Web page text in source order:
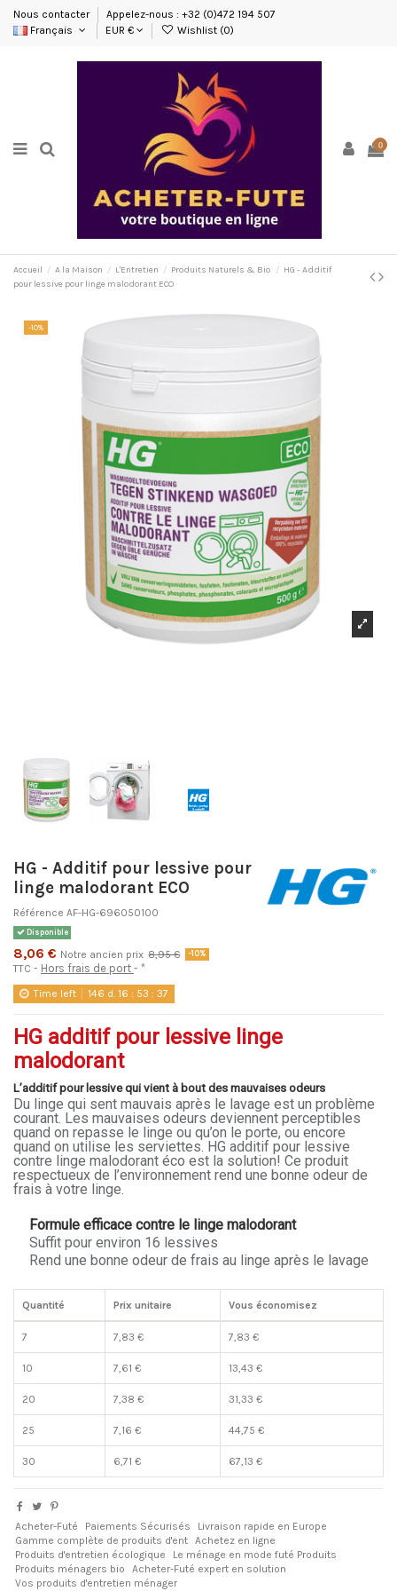
Nous contacter
Appelez-nous : +32 (0)472 194 507
Français
EUR € Wishlist (0)
0
Accueil A la Maison L'Entretien Produits Naturels & Bio
HG - Additif
pour lessive pour linge malodorant ECO
-10%
HG - Additif pour lessive pour
linge malodorant ECO
Référence AF-HG-696050100
Disponible
8,06 € Notre ancien prix 8,95 € -10%
TTC Hors frais de port *
Time left 146 d. 16 : 53 :36
HG additif pour lessive linge
malodorant
L’additif pour lessive qui vient à bout des mauvaises odeurs
Du linge qui sent mauvais après le lavage est un problème
courant. Les mauvaises odeurs deviennent perceptibles
quand on repasse le linge ou qu’on le porte, ou encore
quand on utilise les serviettes. HG additif pour lessive
contre linge malodorant éco est la solution! Ce produit
respectueux de l’environnement rend une bonne odeur de
frais à votre linge.
Formule efficace contre le linge malodorant
Suffit pour environ 16 lessives
Rend une bonne odeur de frais au linge après le lavage
Quantité Prix unitaire Vous économisez
7 7,83 € 7,83 €
10 7,61 € 13,43 €
20 7,38 € 31,33 €
25 7,16 € 44,75 €
30 6,71 € 67,13 €
Acheter-Futé Paiements Sécurisés
Livraison rapide en Europe
Gamme complète de produits d'ent Achetez en ligne
Produits d'entretien écologique
Le ménage en mode futé Produits
Produits ménagers bio
Acheter-Futé expert en solution
Vos produits d'entretien ménager